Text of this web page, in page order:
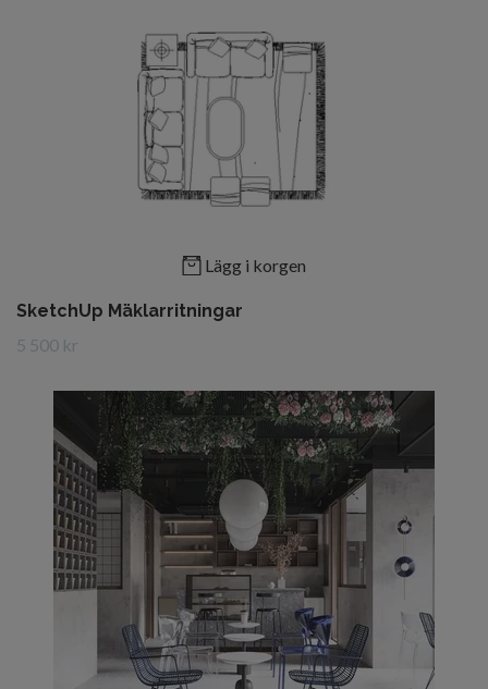
Lägg i korgen
SketchUp Mäklarritningar
5 500 kr